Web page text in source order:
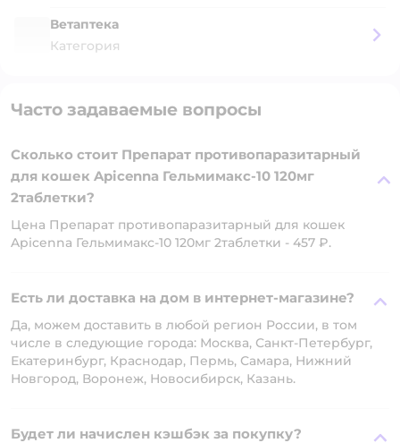
Ветаптека
Категория
Часто задаваемые вопросы
Сколько стоит Препарат противопаразитарный
для кошек Apicenna Гельмимакс-10 120мг
2таблетки?
Цена Препарат противопаразитарный для кошек
Apicenna Гельмимакс-10 120мг 2таблетки - 457 ₽.
Есть ли доставка на дом в интернет-магазине?
Да, можем доставить в любой регион России, в том
числе в следующие города: Москва, Санкт-Петербург,
Екатеринбург, Краснодар, Пермь, Самара, Нижний
Новгород, Воронеж, Новосибирск, Казань.
Будет ли начислен кэшбэк за покупку?